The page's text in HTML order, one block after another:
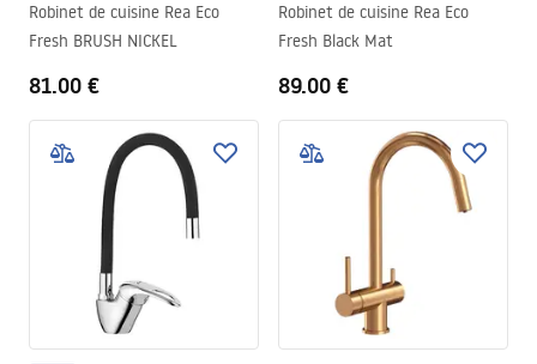
Robinet de cuisine Rea Eco
Fresh BRUSH NICKEL
81.00 €
Robinet de cuisine Rea Eco
Fresh Black Mat
89.00 €